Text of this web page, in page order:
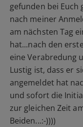
gefunden bei Euch
nach meiner
am nächsten Tag
hat...nach den
eine Verabredung
Lustig ist, dass er
angemeldet hat
und sofort die
zur gleichen Zeit
Beiden...:-))))